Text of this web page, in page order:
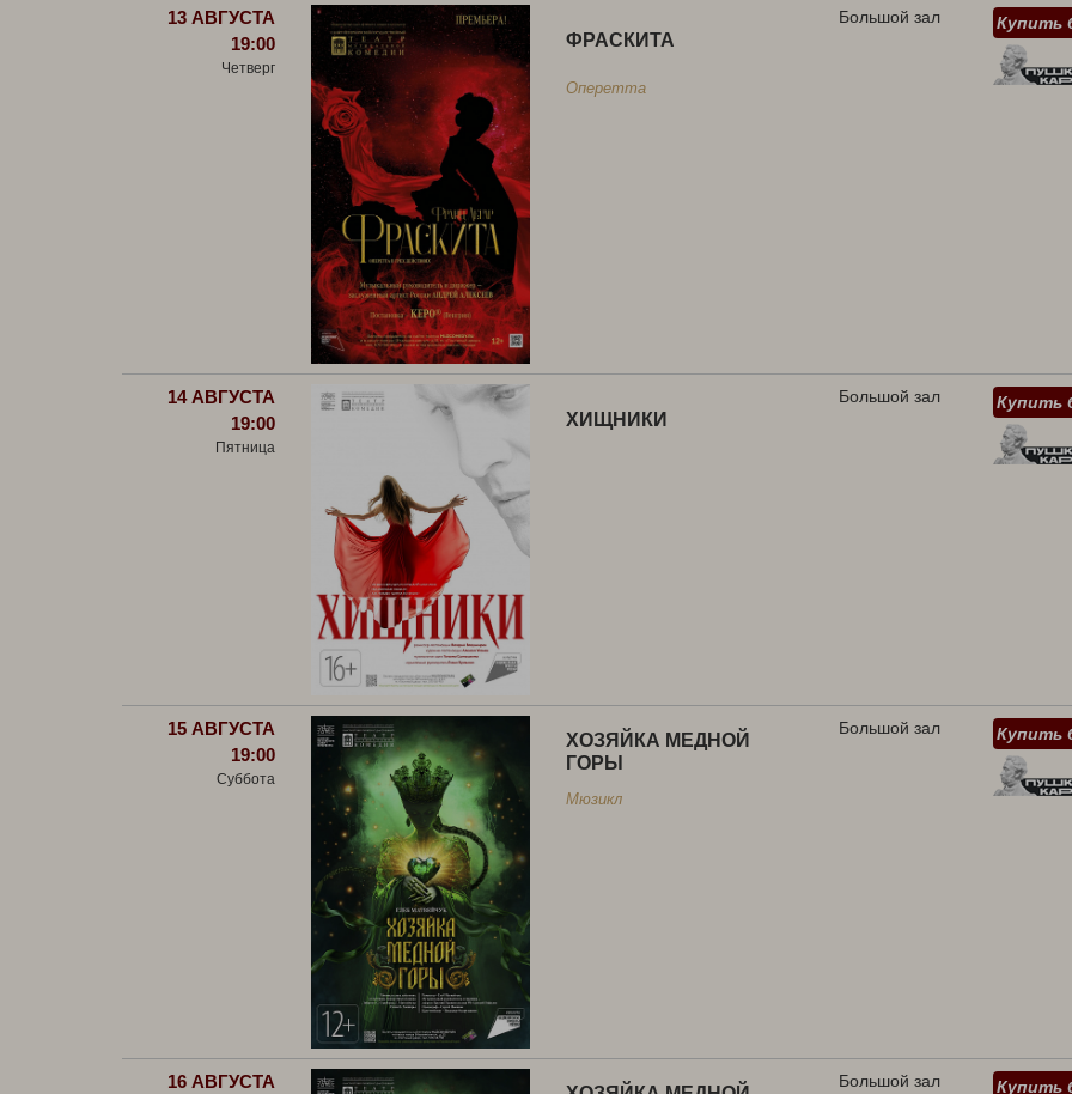
13 АВГУСТА
19:00
Четверг
ФРАСКИТА
Оперетта
Большой зал Купить
14 АВГУСТА
19:00
Пятница
ХИЩНИКИ
Большой зал Купить
15 АВГУСТА
19:00
Суббота
ХОЗЯЙКА МЕДНОЙ
ГОРЫ
Мюзикл
Большой зал Купить
16 АВГУСТА Большой зал Купить